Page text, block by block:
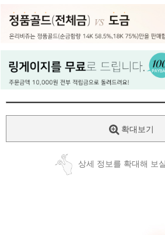
페이코 ID로
PAYCO
확대보기
상세 정보를 확대해 보